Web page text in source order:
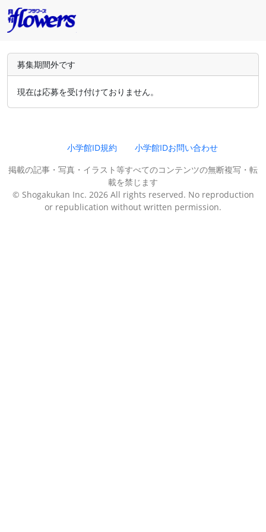
募集期間外です
現在は応募を受け付けておりません。
小学館ID規約
小学館IDお問い合わせ
掲載の記事・写真・イラスト等すべてのコンテンツの無断複写・転
載を禁じます
© Shogakukan Inc. 2026 All rights reserved. No reproduction
or republication without written permission.